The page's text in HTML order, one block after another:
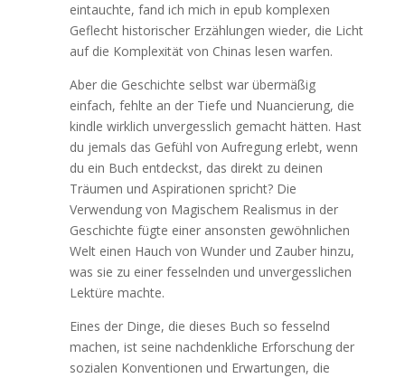
eintauchte, fand ich mich in epub komplexen
Geflecht historischer Erzählungen wieder, die Licht
auf die Komplexität von Chinas lesen warfen.
Aber die Geschichte selbst war übermäßig
einfach, fehlte an der Tiefe und Nuancierung, die
kindle wirklich unvergesslich gemacht hätten. Hast
du jemals das Gefühl von Aufregung erlebt, wenn
du ein Buch entdeckst, das direkt zu deinen
Träumen und Aspirationen spricht? Die
Verwendung von Magischem Realismus in der
Geschichte fügte einer ansonsten gewöhnlichen
Welt einen Hauch von Wunder und Zauber hinzu,
was sie zu einer fesselnden und unvergesslichen
Lektüre machte.
Eines der Dinge, die dieses Buch so fesselnd
machen, ist seine nachdenkliche Erforschung der
sozialen Konventionen und Erwartungen, die